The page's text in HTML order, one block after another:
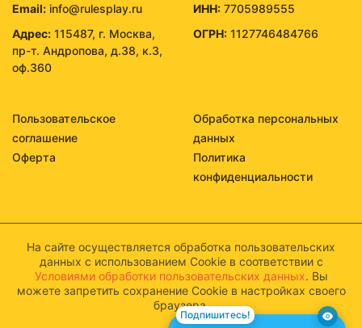
Email: info@rulesplay.ru
Адрес: 115487, г. Москва,
пр-т. Андропова, д.38, к.3,
оф.360
ИНН: 7705989555
ОГРН: 1127746484766
Пользовательское
соглашение
Обработка персональных
данных
Оферта
Политика
конфиденциальности
На сайте осуществляется обработка пользовательских
данных с использованием Cookie в соответствии с
Условиями обработки пользовательских данных. Вы
можете запретить сохранение Cookie в настройках своего
браузера.
Подпишитесь!